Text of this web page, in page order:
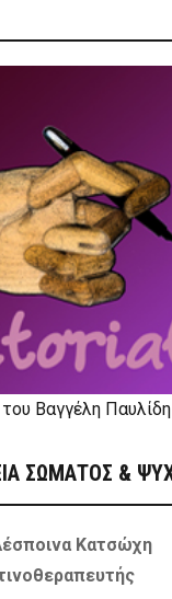
του Βαγγέλη Παυλίδη
ΣΩΜΑΤΟΣ &
Κατσώχη